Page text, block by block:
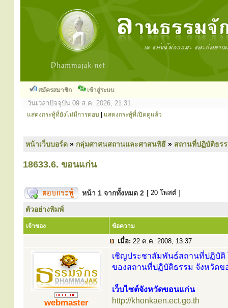
สมัครสมาชิก เข้าสู่ระบบ
วันเวลาปัจจุบัน 09 ส.ค. 2026, 21:31
แสดงกระทู้ที่ยังไม่มีการตอบ แสดงกระทู้ที่เปิดดูแล้ว
หน้าเว็บบอร์ด » กลุ่มศาสนสถานและศาสนพิธี » สถานที่ปฏิบัติธร
18633.6. ขอนแก่น
หน้า 1 จากทั้งหมด 2 [ 20 โพสต์ ]
ตัวอย่างพิมพ์
เจ้าของ ข้อความ
เมื่อ: 22 ต.ค. 2008, 13:37
webmaster
เชิญประชาสัมพันธ์สถานที่ปฏิบัติ
ของสถานที่ปฏิบัติธรรม จังหวัดข
เว็บไซต์จังหวัดขอนแก่น
http://khonkaen.ect.go.th